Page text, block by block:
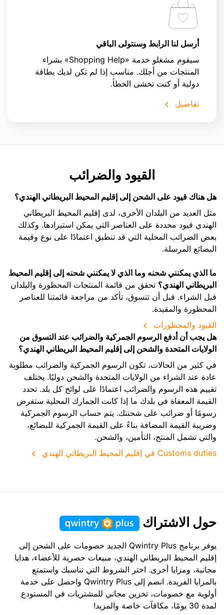
أرسل لنا الرابط وسنتولى الباقي
سيقوم مشغلو خدمة «Shopping Help» بشراء
المنتجات من أجلك. مناسب إذا لم تكن لديك بطاقة
دولية أو كنت تخشى الخطأ.
تفاصيل
القيود والضرائب
هل هناك قيود على الشحن إلى إقليم المحيط البريطاني الهندي؟
مثل العديد من البلدان الأخرى، لدى إقليم المحيط البريطاني
الهندي قيود محددة على العناصر التي يمكن استيرادها. وكذلك
بعض الضرائب المحلية التي قد تنطبق اعتمادًا على نوع وقيمة
البضائع المرسلة.
ما الذي يمكنني شحنه وما الذي لا يمكنني شحنه إلى إقليم المحيط
البريطاني الهندي؟ تحقق من قائمة المنتجات المحظورة والبلدان
قبل الشراء. قبل أن تتسوق، تأكد من مراجعة قائمتنا للعناصر
المحظورة والمقيدة.
القيود والمحظورات
هل يجب أن أدفع الرسوم الجمركية والضرائب عند التسوق من
الولايات المتحدة والشحن إلى إقليم المحيط البريطاني الهندي؟
في كثير من الحالات، تكون الرسوم الجمركية والضرائب مطلوبة
عادة عند الشراء من الولايات المتحدة والشحن دوليًا. يختلف
تقييم هذه الرسوم والضرائب اعتمادًا على لوائح كل بلد. تحدد
القيمة المعفاة في بلدك ما إذا كانت الجمارك المحلية ستفرض
رسومًا أو ضرائب على شحنتك. يتم حساب الرسوم الجمركية
وضريبة القيمة المضافة بناءً على القيمة الجمركية للبضائع،
والتي تشمل المنتج، التأمين، والشحن.
Customs duties في إقليم المحيط البريطاني الهندي
حول الاشتراك
يوفر برنامج Qwintry Plus الجديد خصومات على الشحن إلى
إقليم المحيط البريطاني الهندي، مبيعات حصرية للأعضاء، هدايا
مجانية، ومزايا أخرى. اختر الشروط التي تناسبك واستمتع
بالمزايا الفريدة. انضم إلى Qwintry Plus واحصل على خدمة
أولوية مع خصومات، تخزين مجاني للمشتريات في المستودع
لمدة 30 يومًا، مكافآت خاصة والمزيد!